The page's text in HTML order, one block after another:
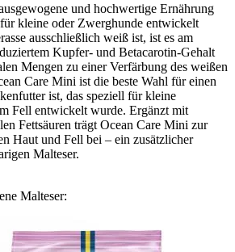
und hochwertige Ernährung
kleine oder Zwerghunde entwickelt
ausschließlich weiß ist, ist es am
Kupfer- und Betacarotin-Gehalt
Mengen zu einer Verfärbung des weißen
Care Mini ist die beste Wahl für einen
ist, das speziell für kleine
Fell entwickelt wurde. Ergänzt mit
Fettsäuren trägt Ocean Care Mini zur
Haut und Fell bei – ein zusätzlicher
Malteser.
Malteser: